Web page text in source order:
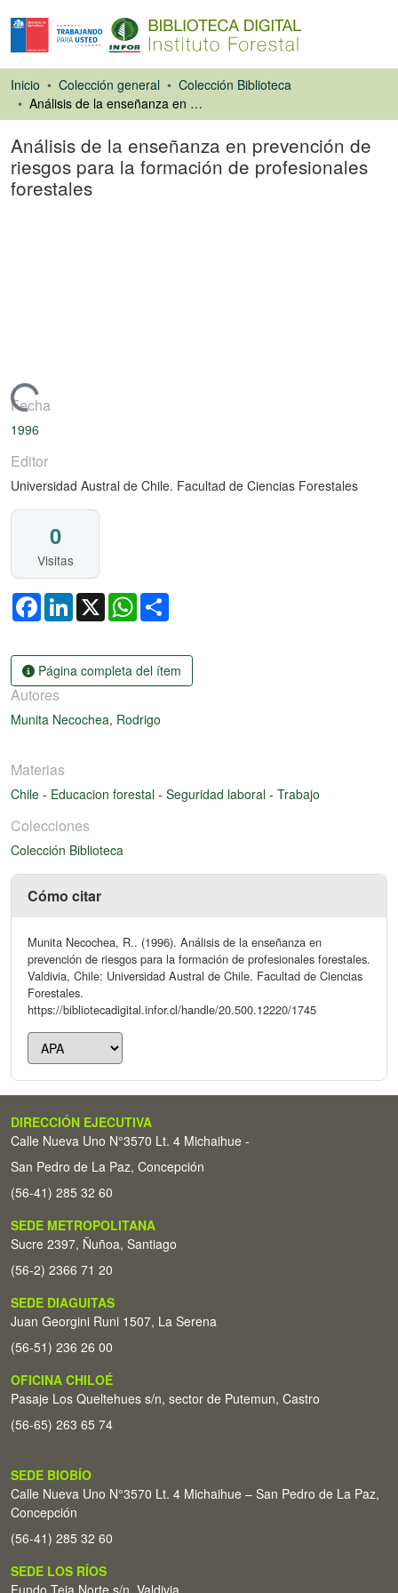
Inicio Colección general
Colección Biblioteca
Análisis de la enseñanza en prevención de riesgos para la formación de profesionales forestales
Análisis de la enseñanza en prevención de
riesgos para la formación de profesionales
forestales
Cargando...
Fecha
1996
Editor
Universidad Austral de Chile. Facultad de Ciencias Forestales
0
Visitas
FacebookLinkedIn
X WhatsApp
Página completa del ítem
Autores
Munita Necochea, Rodrigo
Materias
Chile - Educacion forestal - Seguridad laboral - Trabajo
Colecciones
Colección Biblioteca
Cómo citar
Munita Necochea, R.. (1996). Análisis de la enseñanza en
prevención de riesgos para la formación de profesionales forestales.
Valdivia, Chile: Universidad Austral de Chile. Facultad de Ciencias
Forestales.
https://bibliotecadigital.infor.cl/handle/20.500.12220/1745
DIRECCIÓN EJECUTIVA
Calle Nueva Uno N°3570 Lt. 4 Michaihue -
San Pedro de La Paz, Concepción
(56-41) 285 32 60
SEDE METROPOLITANA
Sucre 2397, Ñuñoa, Santiago
(56-2) 2366 71 20
SEDE DIAGUITAS
Juan Georgini Runi 1507, La Serena
(56-51) 236 26 00
OFICINA CHILOÉ
Pasaje Los Queltehues s/n, sector de Putemun, Castro
(56-65) 263 65 74
SEDE BIOBÍO
Calle Nueva Uno N°3570 Lt. 4 Michaihue – San Pedro de La Paz,
Concepción
(56-41) 285 32 60
SEDE LOS RÍOS
Fundo Teja Norte s/n. Valdivia